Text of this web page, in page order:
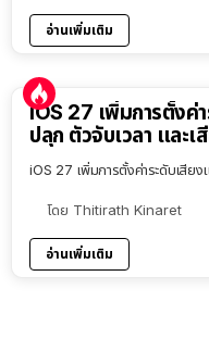
อ่านเพิ่มเติม
iOS 27 เพิ่มการตั้งค่
ปลุก ตัวจับเวลา และ
iOS 27 เพิ่มการตั้งค่าระดับเสียง
โดย Thitirath Kinaret
อ่านเพิ่มเติม